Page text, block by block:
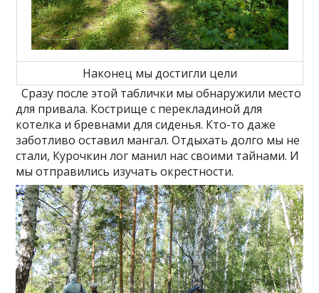
Наконец мы достигли цели
Сразу после этой таблички мы обнаружили место
для привала. Кострище с перекладиной для
котелка и бревнами для сиденья. Кто-то даже
заботливо оставил мангал. Отдыхать долго мы не
стали, Курочкин лог манил нас своими тайнами. И
мы отправились изучать окрестности.